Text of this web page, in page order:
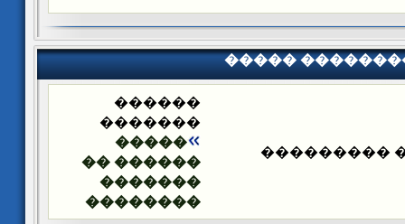
�����
�����
������
�������
�����
������ ��
�������
��������